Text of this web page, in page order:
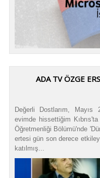
ADA TV ÖZGE
Değerli Dostlarım,
evimde hissettiğim
Öğretmenliği Bölümü'nde
ertesi gün son derece
katılmış...